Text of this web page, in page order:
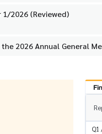
2026 (Reviewed)
2026 Annual General
Q1